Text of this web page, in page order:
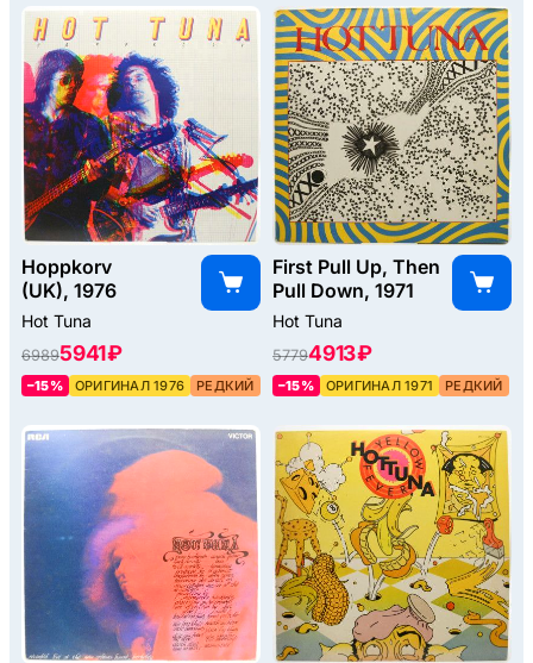
Hoppkorv
(UK), 1976
Hot Tuna
69895941 ₽
–15% ОРИГИНАЛ 1976 РЕДКИЙ
First Pull Up, Then
Pull Down, 1971
Hot Tuna
57794913 ₽
–15% ОРИГИНАЛ 1971 РЕДКИЙ